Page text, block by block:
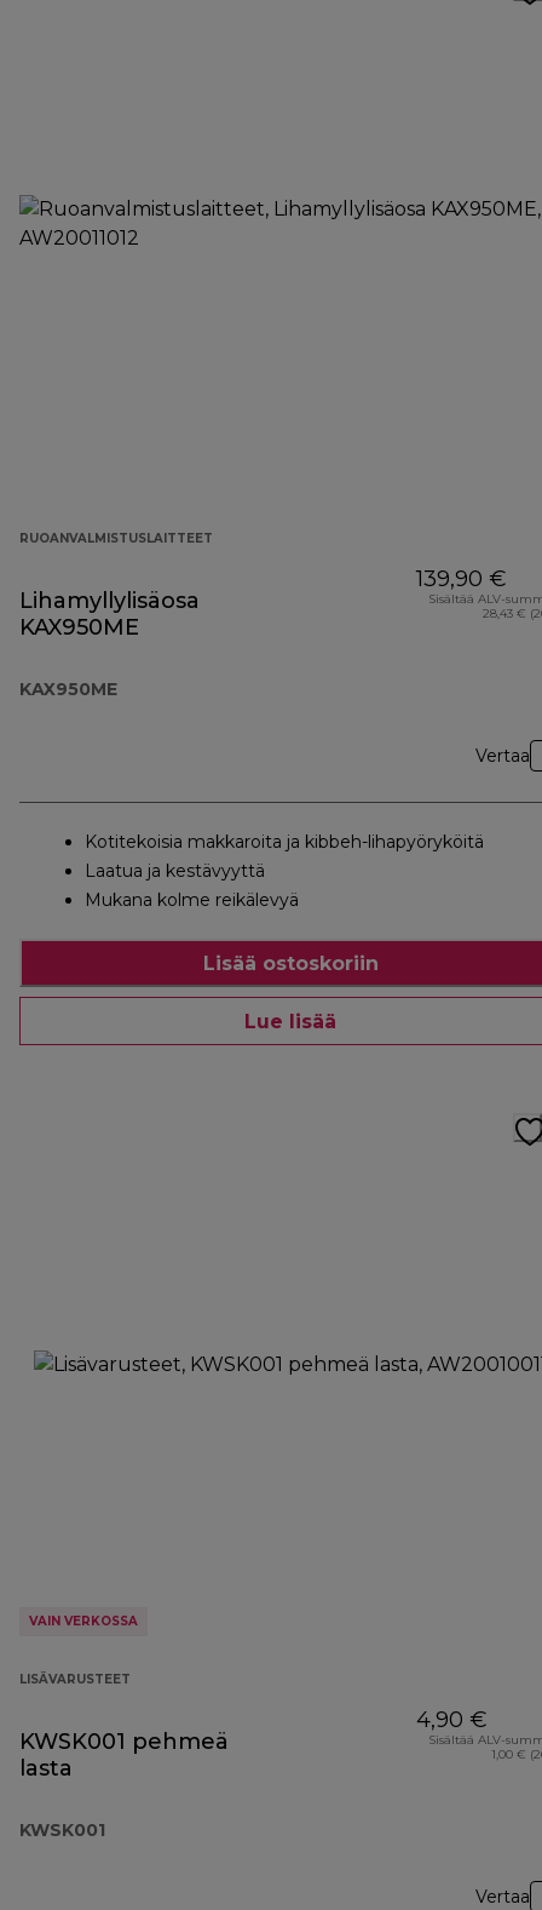
RUOANVALMISTUSLAITTEET
Lihamyllylisäosa
KAX950ME
KAX950ME
139,90 €
Sisältää ALV-
28,43 €
Vertaa
Kotitekoisia makkaroita ja kibbeh-lihapyöryköitä
Laatua ja kestävyyttä
Mukana kolme reikälevyä
Lisää ostoskoriin
Lue lisää
VAIN VERKOSSA
LISÄVARUSTEET
KWSK001 pehmeä
lasta
KWSK001
4,90 €
Sisältää ALV-
1,00 €
Vertaa